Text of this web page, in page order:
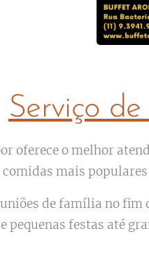
Serviço
oferece o melhor
mais
de família no fim
pequenas festas até